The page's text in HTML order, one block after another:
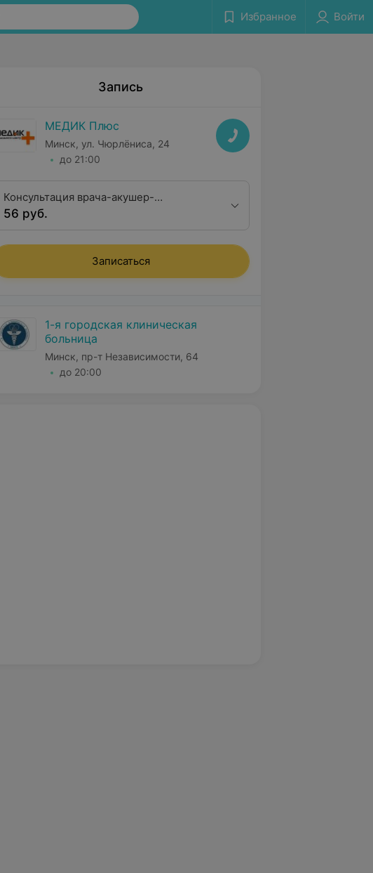
Избранное Войти
Запись
МЕДИК Плюс
Минск, ул. Чюрлёниса, 24
до 21:00
Консультация врача-акушер-
гинеколога высшей квалификационной
56 руб.
Записаться
1-я городская клиническая
больница
Минск, пр-т Независимости, 64
до 20:00